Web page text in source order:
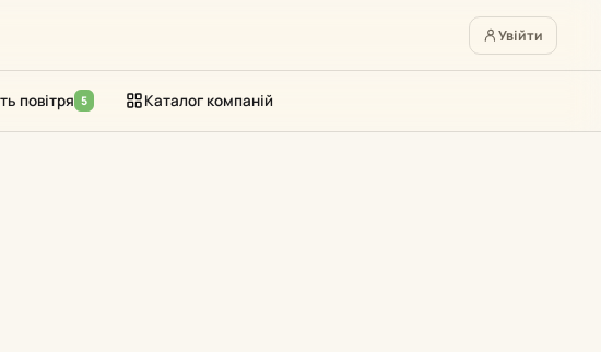
Увійти
повітря 5 Каталог компаній